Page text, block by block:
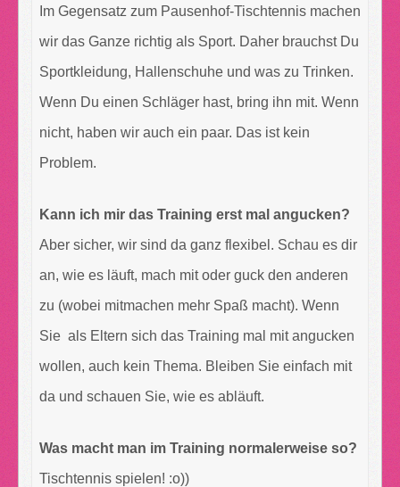
Im Gegensatz zum Pausenhof-Tischtennis machen
wir das Ganze richtig als Sport. Daher brauchst Du
Sportkleidung, Hallenschuhe und was zu Trinken.
Wenn Du einen Schläger hast, bring ihn mit. Wenn
nicht, haben wir auch ein paar. Das ist kein
Problem.
Kann ich mir das Training erst mal angucken?
Aber sicher, wir sind da ganz flexibel. Schau es dir
an, wie es läuft, mach mit oder guck den anderen
zu (wobei mitmachen mehr Spaß macht). Wenn
Sie als Eltern sich das Training mal mit angucken
wollen, auch kein Thema. Bleiben Sie einfach mit
da und schauen Sie, wie es abläuft.
Was macht man im Training normalerweise so?
Tischtennis spielen! :o))